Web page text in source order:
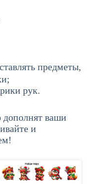
предметы,
рук.
дополнят ваши
и